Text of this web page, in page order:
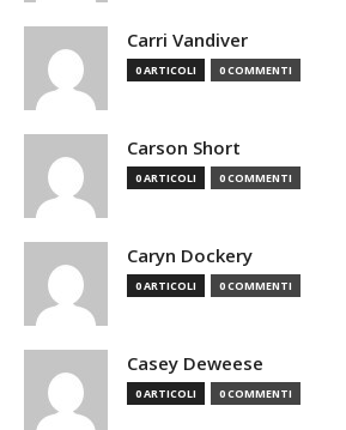
Carri Vandiver
0 ARTICOLI 0 COMMENTI
Carson Short
0 ARTICOLI 0 COMMENTI
Caryn Dockery
0 ARTICOLI 0 COMMENTI
Casey Deweese
0 ARTICOLI 0 COMMENTI